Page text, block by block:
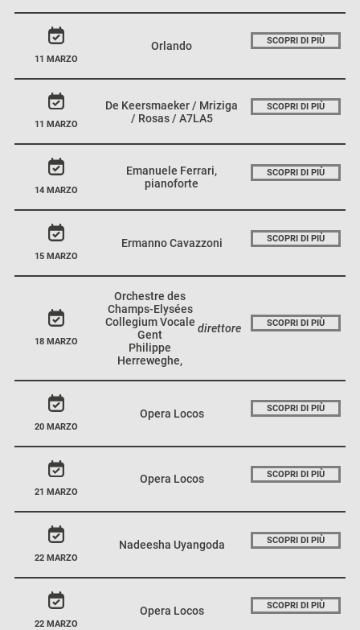
11 MARZO
Orlando SCOPRI DI PIÙ
11 MARZO
De Keersmaeker / Mriziga
/ Rosas / A7LA5
SCOPRI DI PIÙ
14 MARZO
Emanuele Ferrari,
pianoforte
SCOPRI DI PIÙ
15 MARZO
Ermanno Cavazzoni SCOPRI DI PIÙ
18 MARZO
Orchestre des
Champs-Elysées
Collegium Vocale
Gent
Philippe
Herreweghe,
direttore SCOPRI DI PIÙ
20 MARZO
Opera Locos SCOPRI DI PIÙ
21 MARZO
Opera Locos SCOPRI DI PIÙ
22 MARZO
Nadeesha Uyangoda SCOPRI DI PIÙ
22 MARZO
Opera Locos SCOPRI DI PIÙ